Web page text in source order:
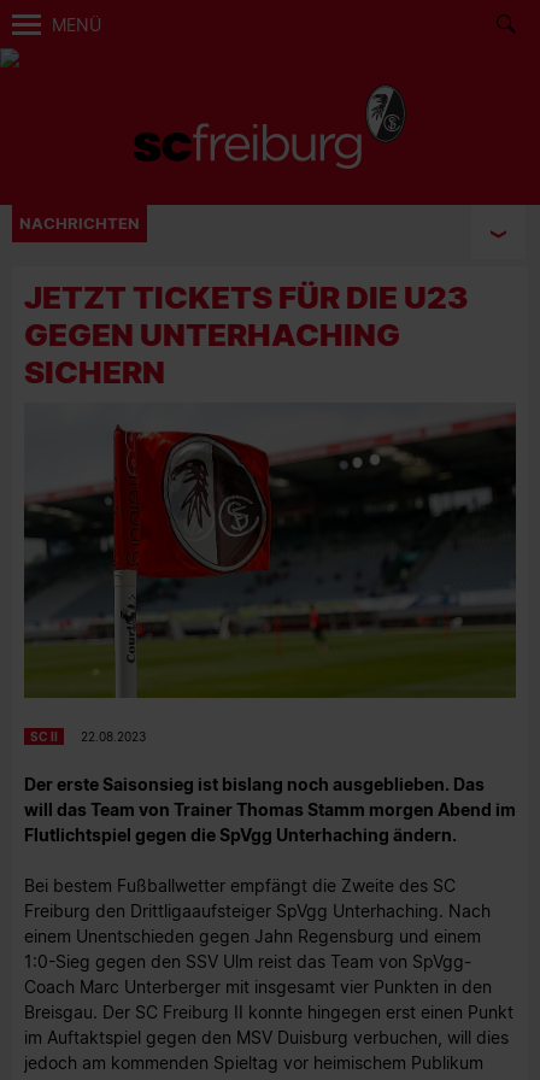
MENÜ
NACHRICHTEN
JETZT TICKETS FÜR DIE U23
GEGEN UNTERHACHING
SICHERN
SC II 22.08.2023
Der erste Saisonsieg ist bislang noch ausgeblieben. Das
will das Team von Trainer Thomas Stamm morgen Abend im
Flutlichtspiel gegen die SpVgg Unterhaching ändern.
Bei bestem Fußballwetter empfängt die Zweite des SC
Freiburg den Drittligaaufsteiger SpVgg Unterhaching. Nach
einem Unentschieden gegen Jahn Regensburg und einem
1:0-Sieg gegen den SSV Ulm reist das Team von SpVgg-
Coach Marc Unterberger mit insgesamt vier Punkten in den
Breisgau. Der SC Freiburg II konnte hingegen erst einen Punkt
im Auftaktspiel gegen den MSV Duisburg verbuchen, will dies
jedoch am kommenden Spieltag vor heimischem Publikum